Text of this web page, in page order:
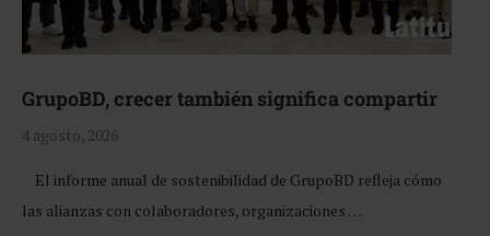
GrupoBD, crecer también significa compartir
4 agosto, 2026
El informe anual de sostenibilidad de GrupoBD refleja cómo
las alianzas con colaboradores, organizaciones …